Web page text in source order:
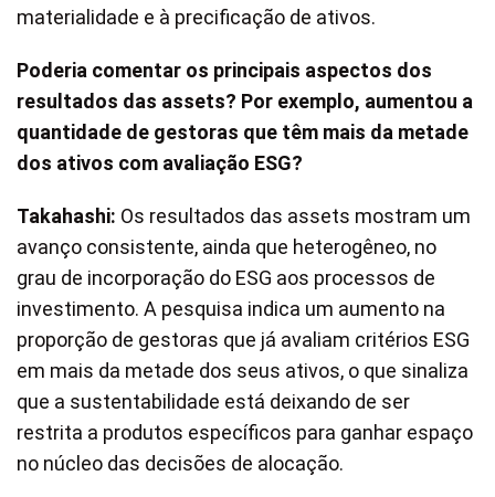
materialidade e à precificação de ativos.
Poderia comentar os principais aspectos dos
resultados das assets? Por exemplo, aumentou a
quantidade de gestoras que têm mais da metade
dos ativos com avaliação ESG?
Takahashi: Os resultados das assets mostram um
avanço consistente, ainda que heterogêneo, no
grau de incorporação do ESG aos processos de
investimento. A pesquisa indica um aumento na
proporção de gestoras que já avaliam critérios ESG
em mais da metade dos seus ativos, o que sinaliza
que a sustentabilidade está deixando de ser
restrita a produtos específicos para ganhar espaço
no núcleo das decisões de alocação.